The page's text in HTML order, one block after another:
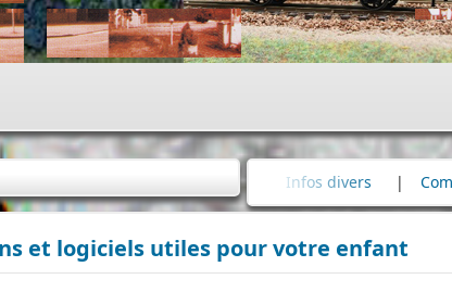
Infos divers | Commémoration
et logiciels utiles pour votre enfant